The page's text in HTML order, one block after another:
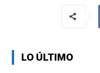
LO ÚLTIMO